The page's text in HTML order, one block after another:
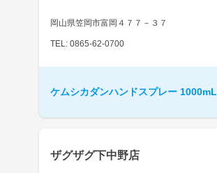
岡山県笠岡市富岡４７７－３７
TEL: 0865-62-0700
ケムシカダンハンドスプレー 1000mL
ザグザグ下中野店